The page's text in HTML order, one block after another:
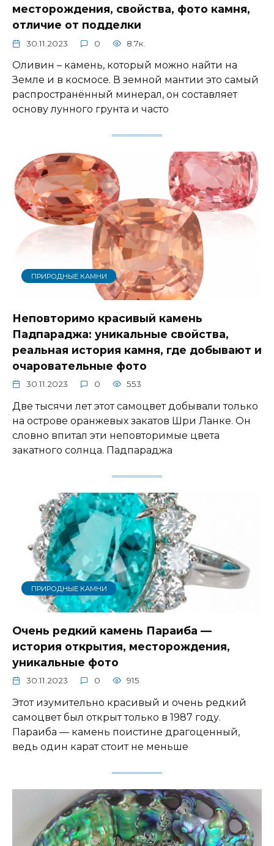
месторождения, свойства, фото камня,
отличие от подделки
30.11.2023 0 8.7к.
Оливин – камень, который можно найти на
Земле и в космосе. В земной мантии это самый
распространённый минерал, он составляет
основу лунного грунта и часто
ПРИРОДНЫЕ КАМНИ
Неповторимо красивый камень
Падпараджа: уникальные свойства,
реальная история камня, где добывают и
очаровательные фото
30.11.2023 0 553
Две тысячи лет этот самоцвет добывали только
на острове оранжевых закатов Шри Ланке. Он
словно впитал эти неповторимые цвета
закатного солнца. Падпараджа
ПРИРОДНЫЕ КАМНИ
Очень редкий камень Параиба —
история открытия, месторождения,
уникальные фото
30.11.2023 0 915
Этот изумительно красивый и очень редкий
самоцвет был открыт только в 1987 году.
Параиба — камень поистине драгоценный,
ведь один карат стоит не меньше